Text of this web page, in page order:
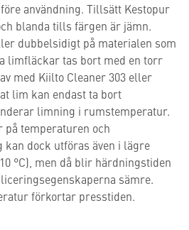
användning. Tillsätt Kestopur
blanda tills färgen är jämn.
dubbelsidigt på materialen som
limfläckar tas bort med en torr
med Kiilto Cleaner 303 eller
lim kan endast ta bort
limning i rumstemperatur.
temperaturen och
dock utföras även i lägre
°C), men då blir härdningstiden
sämre.
förkortar presstiden.